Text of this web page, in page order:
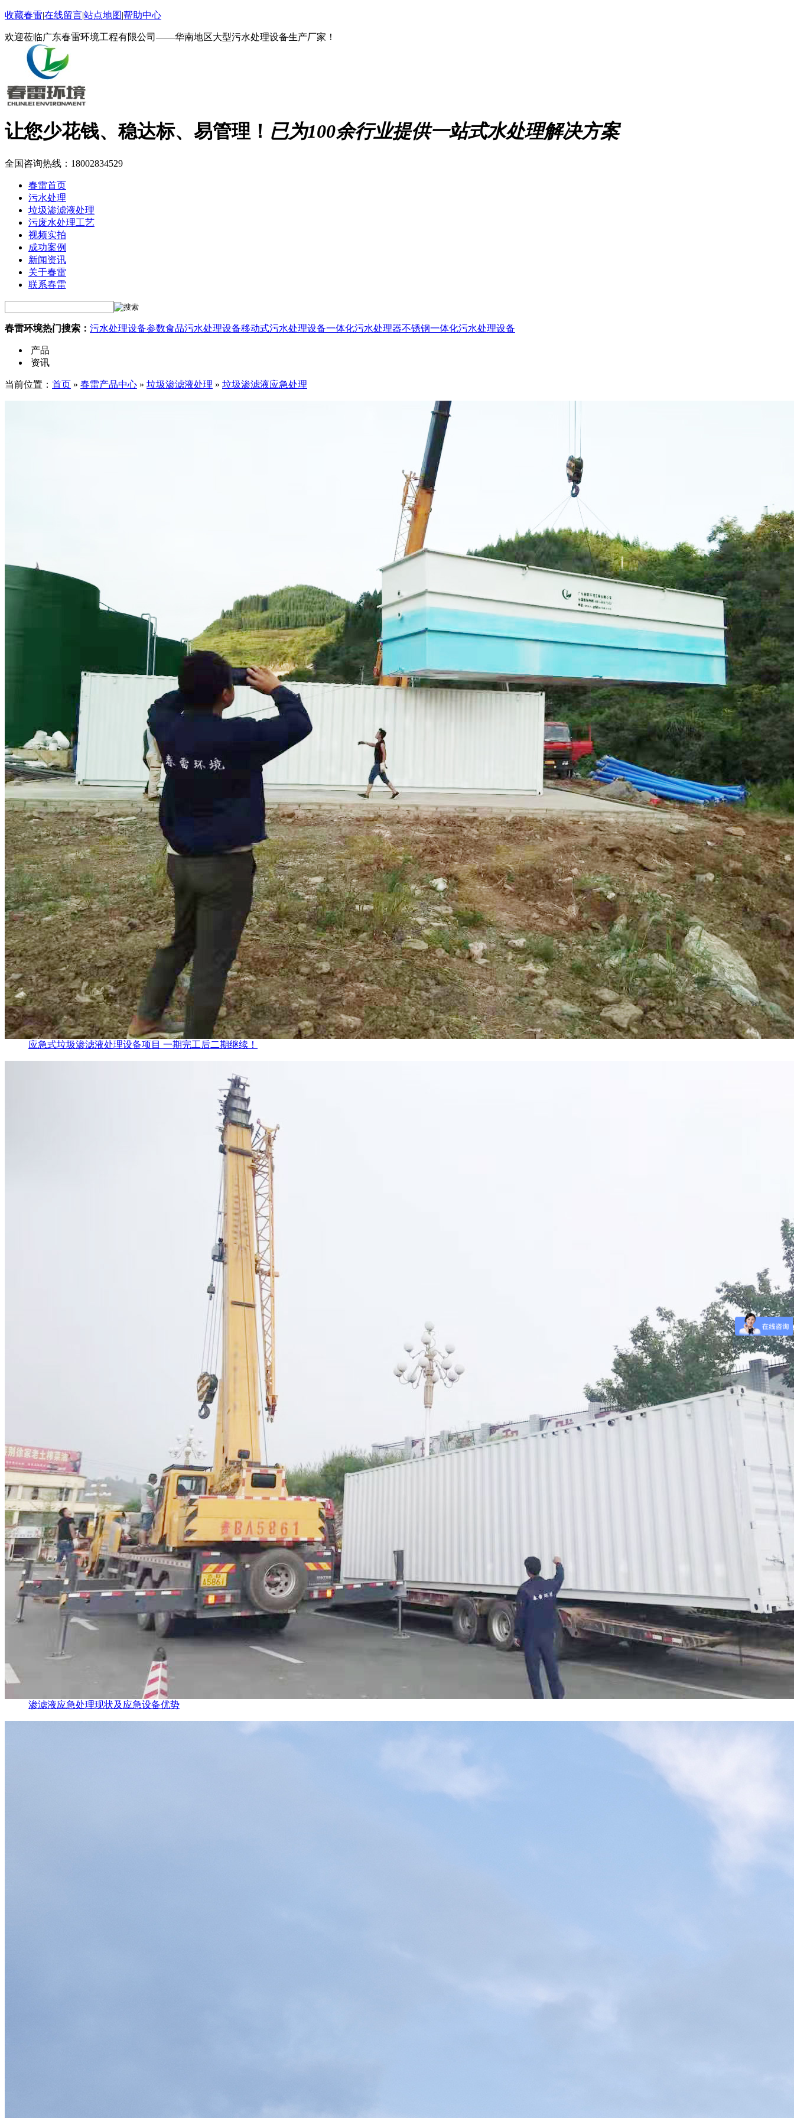
收藏春雷|在线留言|站点地图|帮助中心
欢迎莅临广东春雷环境工程有限公司——华南地区大型污水处理设备生产厂家！
让您少花钱、稳达标、易管理！ 已为100余行业提供一站式水处理解决方案
全国咨询热线： 18002834529
春雷首页
污水处理
垃圾渗滤液处理
污废水处理工艺
视频实拍
成功案例
新闻资讯
关于春雷
联系春雷
春雷环境热门搜索： 污水处理设备参数食品污水处理设备移动式污水处理设备一体化污水处理器不锈钢一体化污水处理设备
产品
资讯
当前位置： 首页 » 春雷产品中心 » 垃圾渗滤液处理 » 垃圾渗滤液应急处理
应急式垃圾渗滤液处理设备项目 一期完工后二期继续！
渗滤液应急处理现状及应急设备优势